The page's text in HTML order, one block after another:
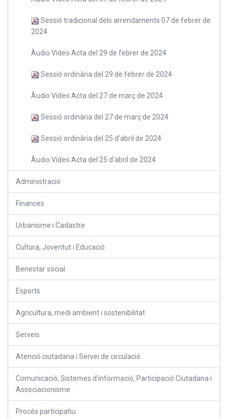
Sessió tradicional dels arrendaments 07 de febrer de
2024
Àudio Vídeo Acta del 29 de febrer de 2024
Sessió ordinària del 29 de febrer de 2024
Àudio Vídeo Acta del 27 de març de 2024
Sessió ordinària del 27 de març de 2024
Sessió ordinària del 25 d'abril de 2024
Àudio Vídeo Acta del 25 d'abril de 2024
Administració
Finances
Urbanisme i Cadastre
Cultura, Joventut i Educació
Benestar social
Esports
Agricultura, medi ambient i sostenibilitat
Serveis
Atenció ciutadana i Servei de circulació
Comunicació, Sistemes d’informació, Participació Ciutadana i
Associacionisme
Procés participatiu